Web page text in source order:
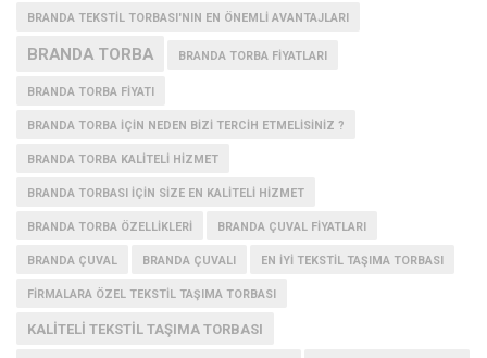
BRANDA TEKSTIL TORBASI'NIN EN ÖNEMLI AVANTAJLARI
BRANDA TORBA BRANDA TORBA FIYATLARI
BRANDA TORBA FIYATI
BRANDA TORBA IÇIN NEDEN BIZI TERCIH ETMELISINIZ ?
BRANDA TORBA KALITELI HIZMET
BRANDA TORBASI IÇIN SIZE EN KALITELI HIZMET
BRANDA TORBA ÖZELLIKLERI BRANDA ÇUVAL FIYATLARI
BRANDA ÇUVAL BRANDA ÇUVALI EN IYI TEKSTIL TAŞIMA TORBASI
FIRMALARA ÖZEL TEKSTIL TAŞIMA TORBASI
KALITELI TEKSTIL TAŞIMA TORBASI